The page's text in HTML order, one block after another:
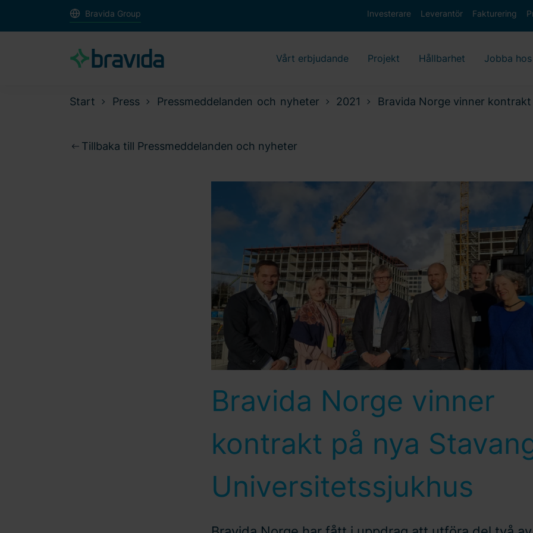
Bravida Group Investerare Leverantör Fakturering
Vårt erbjudande Projekt Hållbarhet Jobba
Start Press Pressmeddelanden och nyheter 2021 Bravida Norge vinner
Tillbaka till Pressmeddelanden och nyheter
Bravida Norge vinner
kontrakt på nya
Universitetssjukhus